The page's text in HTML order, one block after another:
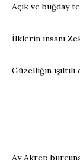
Açık ve buğday
İlklerin insanı
Güzelliğin ışıltılı
Ay Akrep